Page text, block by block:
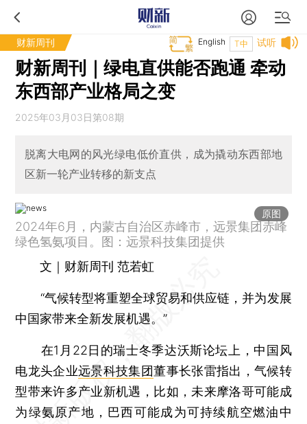
财新周刊 试听
T中
English
财新周刊｜绿电直供能否跑通 牵动
东西部产业格局之变
2025年03月03日第08期
脱离大电网的风光绿电低价直供，成为撬动东西部地
区新一轮产业转移的新支点
原图
2024年6月，内蒙古自治区赤峰市，远景集团赤峰
绿色氢氨项目。图：远景科技集团提供
文｜财新周刊 范若虹
“气候转型将重塑全球贸易和供应链，并为发展
中国家带来全新发展机遇。”
在1月22日的瑞士冬季达沃斯论坛上，中国风
电龙头企业远景科技集团董事长张雷指出，气候转
型带来许多产业新机遇，比如，未来摩洛哥可能成
为绿氨原产地，巴西可能成为可持续航空燃油中